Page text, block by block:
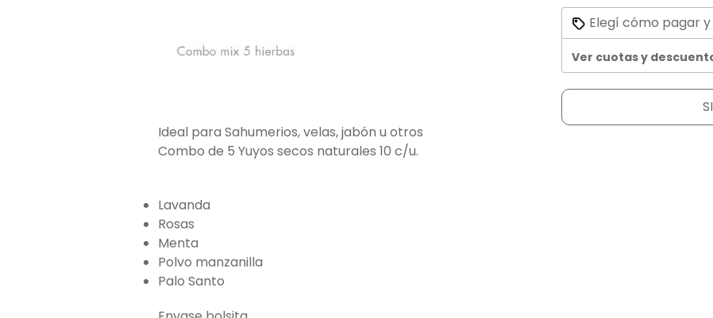
Ideal para Sahumerios, velas, jabón u otros
Combo de 5 Yuyos secos naturales 10 c/u.
Lavanda
Rosas
Menta
Polvo manzanilla
Palo Santo
Elegí cómo pagar
Ver cuotas y